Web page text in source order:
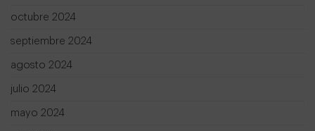
octubre 2024
septiembre 2024
agosto 2024
julio 2024
mayo 2024